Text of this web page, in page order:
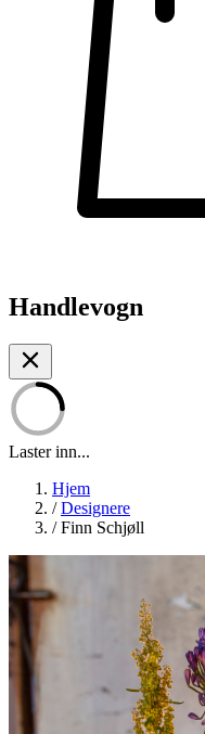
Handlevogn
Laster inn...
Hjem
/ Designere
/ Finn Schjøll